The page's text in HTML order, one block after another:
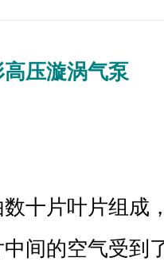
压漩涡气泵
十片叶片组成
间的空气受到